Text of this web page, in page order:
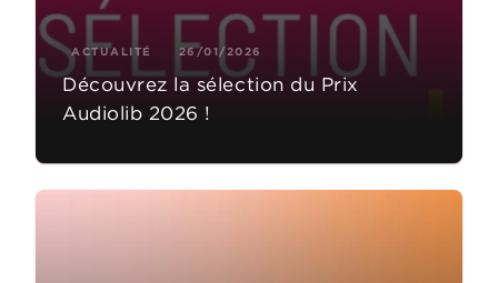
ACTUALITÉ 26/01/2026
Découvrez la sélection du Prix
Audiolib 2026 !